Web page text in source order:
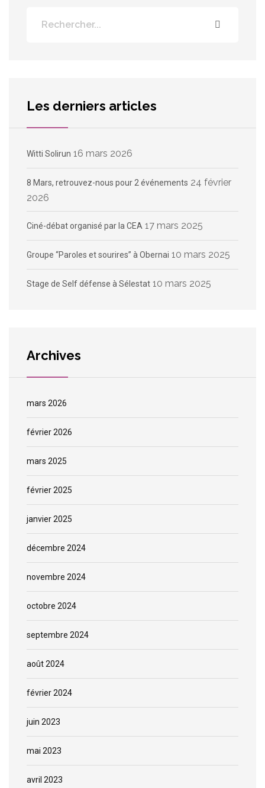
Les derniers articles
Witti Solirun 16 mars 2026
8 Mars, retrouvez-nous pour 2 événements 24 février
2026
Ciné-débat organisé par la CEA 17 mars 2025
Groupe “Paroles et sourires” à Obernai 10 mars 2025
Stage de Self défense à Sélestat 10 mars 2025
Archives
mars 2026
février 2026
mars 2025
février 2025
janvier 2025
décembre 2024
novembre 2024
octobre 2024
septembre 2024
août 2024
février 2024
juin 2023
mai 2023
avril 2023